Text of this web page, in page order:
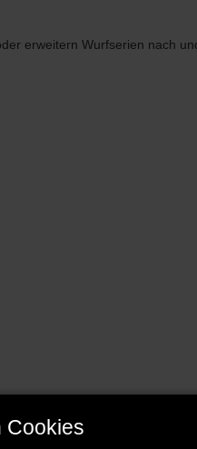
erweitern Wurfserien nach
Cookies